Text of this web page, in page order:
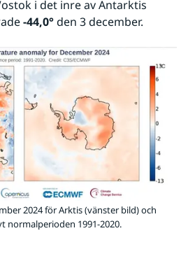
i det inre av Antarktis
-44,0° den 3 december.
2024 för Arktis (vänster bild) och
normalperioden 1991-2020.